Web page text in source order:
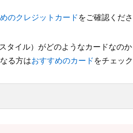
のクレジットカード をご確認くだ
タイル）がどのようなカードなの
る方はおすすめのカード をチェッ